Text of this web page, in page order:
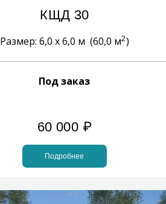
КЩД 30
Размер: 6,0 х 6,0 м (60,0 м2)
Под заказ
60 000 ₽
Подробнее